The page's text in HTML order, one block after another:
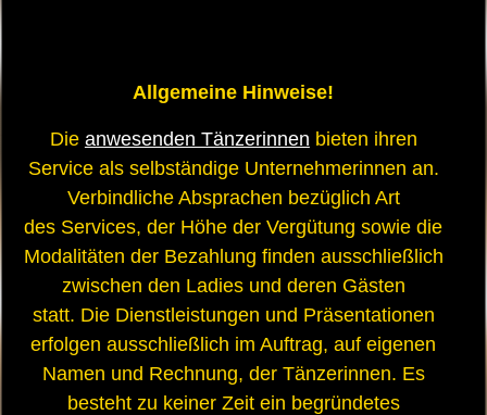
Allgemeine Hinweise!
Die anwesenden Tänzerinnen bieten ihren
Service als selbständige Unternehmerinnen an.
Verbindliche Absprachen bezüglich Art
des Services, der Höhe der Vergütung sowie die
Modalitäten der Bezahlung finden ausschließlich
zwischen den Ladies und deren Gästen
statt. Die Dienstleistungen und Präsentationen
erfolgen ausschließlich im Auftrag, auf eigenen
Namen und Rechnung, der Tänzerinnen. Es
besteht zu keiner Zeit ein begründetes